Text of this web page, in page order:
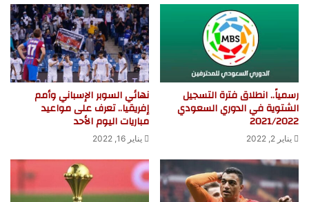
رسمياً.. انطلاق فترة التسجيل
الشتوية في الدوري السعودي
2021/2022
يناير 2, 2022
نهائي السوبر الإسباني وأمم
إفريقيا.. تعرف على مواعيد
مباريات اليوم الأحد
يناير 16, 2022